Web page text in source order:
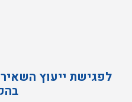
לפגישת ייעוץ